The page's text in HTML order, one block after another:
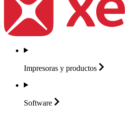
Impresoras y productos
Software